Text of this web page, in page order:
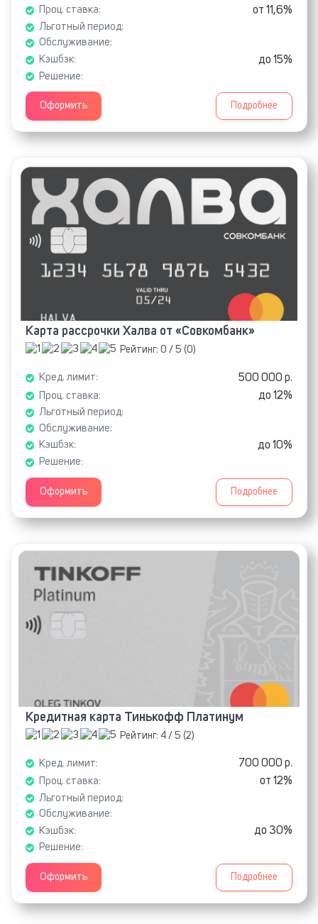
Проц. ставка: от 11,6%
Льготный период:
Обслуживание:
Кэшбэк:
до 15%
Решение:
Оформить Подробнее
Карта рассрочки Халва от «Совкомбанк»
Рейтинг: 0 / 5 (0)
Кред. лимит: 500 000 р.
Проц. ставка: до 12%
Льготный период:
Обслуживание:
Кэшбэк:
до 10%
Решение:
Оформить Подробнее
Кредитная карта Тинькофф Платинум
Рейтинг: 4 / 5 (2)
Кред. лимит: 700 000 р.
Проц. ставка: от 12%
Льготный период:
Обслуживание:
Кэшбэк:
до 30%
Решение:
Оформить Подробнее